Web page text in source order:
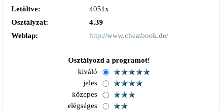
Letöltve:
4051x
Osztályzat:
4.39
Weblap:
http://www.cheatbook.de/
Osztályozd a programot!
kiváló
jeles
közepes
elégséges